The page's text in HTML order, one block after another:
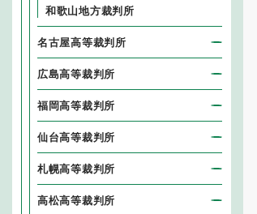
和歌山地方裁判所
名古屋高等裁判所
広島高等裁判所
福岡高等裁判所
仙台高等裁判所
札幌高等裁判所
高松高等裁判所